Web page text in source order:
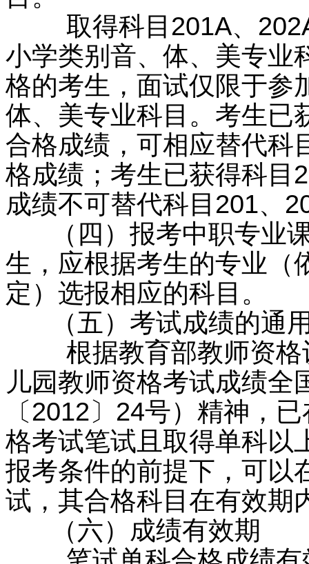
取得科目201A、202A
小学类别音、体、美专业
格的考生，面试仅限于参
体、美专业科目。考生已
合格成绩，可相应替代科
格成绩；考生已获得科目
成绩不可替代科目201、
（四）报考中职专业课
生，应根据考生的专业（
定）选报相应的科目。
（五）考试成绩的通
根据教育部教师资格
儿园教师资格考试成绩全
〔2012〕24号）精神，
格考试笔试且取得单科以
报考条件的前提下，可以
试，其合格科目在有效期
（六）成绩有效期